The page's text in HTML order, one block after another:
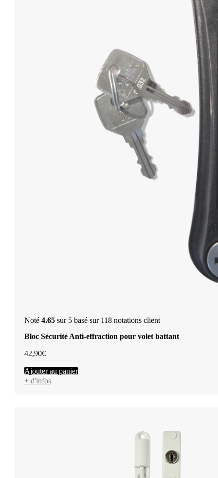
Noté 4.65sur 5 basé sur 118notations client
Bloc Sécurité Anti-effraction pour volet battant
42,90€
Ajouter au panier
+ d'infos